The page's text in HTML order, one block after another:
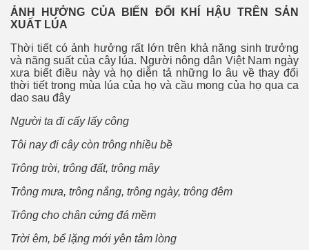
ẢNH HƯỞNG CỦA BIẾN ĐỔI KHÍ HẬU TRÊN SẢN
XUẤT LÚA
Thời tiết có ảnh hưởng rất lớn trên khả năng sinh trưởng
và năng suất của cây lúa. Người nông dân Việt Nam ngày
xưa biết điều này và họ diễn tả những lo âu về thay đổi
thời tiết trong mùa lúa của họ và cầu mong của họ qua ca
dao sau đây
Người ta đi cấy lấy công
Tôi nay đi cây còn trông nhiều bề
Trông trời, trông đất, trông mây
Trông mưa, trông nắng, trông ngày, trông đêm
Trông cho chân cứng đá mềm
Trời êm, bể lặng mới yên tâm lòng
3
4
5
7